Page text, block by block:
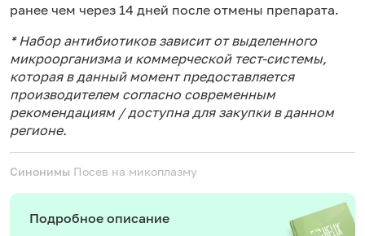
ранее чем через 14 дней после отмены препарата.
* Набор антибиотиков зависит от выделенного
микроорганизма и коммерческой тест-системы,
которая в данный момент предоставляется
производителем согласно современным
рекомендациям / доступна для закупки в данном
регионе.
Синонимы Посев на микоплазму
Подробное описание